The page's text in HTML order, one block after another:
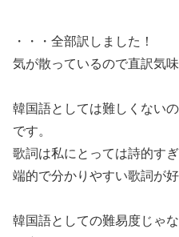
・・・全部訳しました！
気が散っているので直訳気
韓国語としては難しくない
です。
歌詞は私にとっては詩的すぎ
端的で分かりやすい歌詞が好
韓国語としての難易度じゃ